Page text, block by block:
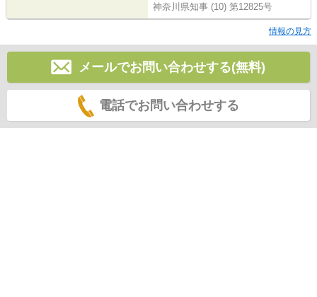
神奈川県知事 (10) 第12825号
情報の見方
メールでお問い合わせする(無料)
電話でお問い合わせする